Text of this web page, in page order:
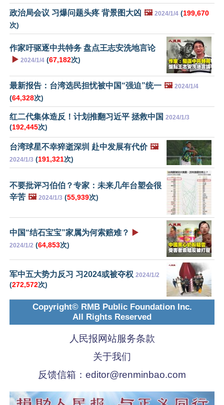
政治局会议 习爆问题头疼 背景图大凶 🖼️ 2024/1/4 (199,670
次)
作家吁驱逐中共特务 盘点王志安洗地言论
▶️ 2024/1/4 (67,182次)
最新报告：台湾选民担忧被中国“强迫”统一 🖼️ 2024/1/4
(64,328次)
红二代集体造反！计划推翻习近平 拯救中国 2024/1/3
(192,445次)
台湾球星不幸猝逝深圳 赴中发展有代价 🖼️
2024/1/3 (191,321次)
不要批评习伯伯？专家：未来几年台塑会很
辛苦 🖼️ 2024/1/3 (55,939次)
中国“结石宝宝”家属为何索赔难？ ▶️
2024/1/2 (64,853次)
军中五大势力反习 习2024或被夺权 2024/1/2
(272,572次)
Copyright© RMB Public Foundation Inc.
All Rights Reserved
人民报网站服务条款
关于我们
反馈信箱： editor@renminbao.com